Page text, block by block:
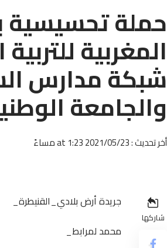
حملة تحسيسية
المغربية
شبكة مدارس
والجامعة
أخر تحديث : 2021/05/23 at 1:23 مساءً
شاركها
جريدة أرض بلادي_القنيطرة_
محمد لمرابط_